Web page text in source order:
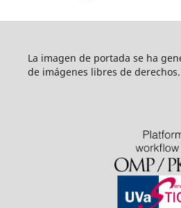
La imagen de portada se ha
de imágenes libres de derechos.